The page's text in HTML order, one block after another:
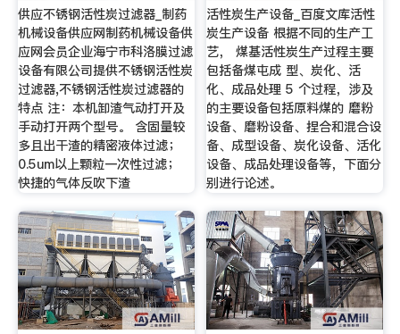
供应不锈钢活性炭过滤器_制药
机械设备供应网制药机械设备供
应网会员企业海宁市科洛膜过滤
设备有限公司提供不锈钢活性炭
过滤器,不锈钢活性炭过滤器的
特点 注：本机卸渣气动打开及
手动打开两个型号。 含固量较
多且出干渣的精密液体过滤；
0.5um以上颗粒一次性过滤；
快捷的气体反吹下渣
活性炭生产设备_百度文库活性
炭生产设备 根据不同的生产工
艺， 煤基活性炭生产过程主要
包括备煤屯成 型、炭化、活
化、成品处理 5 个过程，涉及
的主要设备包括原料煤的 磨粉
设备、磨粉设备、捏合和混合设
备、成型设备、炭化设备、活化
设备、成品处理设备等，下面分
别进行论述。